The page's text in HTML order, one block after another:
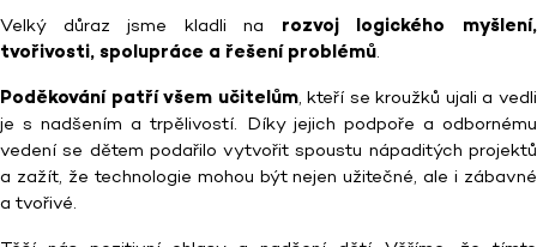
Velký důraz jsme kladli na rozvoj logického myšlení,
tvořivosti, spolupráce a řešení problémů.
Poděkování patří všem učitelům, kteří se kroužků ujali a vedli
je s nadšením a trpělivostí. Díky jejich podpoře a odbornému
vedení se dětem podařilo vytvořit spoustu nápaditých projektů
a zažít, že technologie mohou být nejen užitečné, ale i zábavné
a tvořivé.